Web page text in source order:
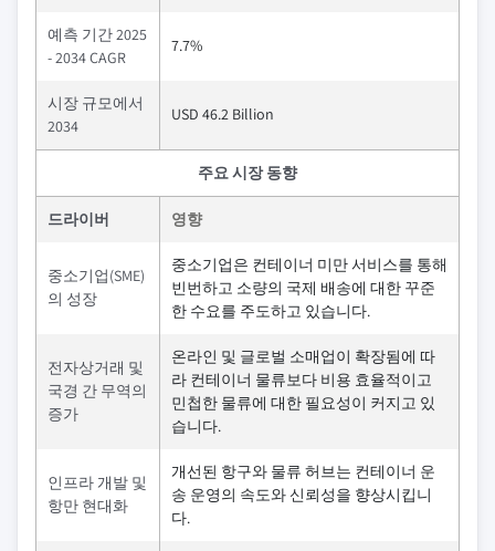
예측 기간 2025
- 2034 CAGR
7.7%
시장 규모에서
2034
USD 46.2 Billion
주요 시장 동향
드라이버 영향
중소기업(SME)
의 성장
중소기업은 컨테이너 미만 서비스를 통해
빈번하고 소량의 국제 배송에 대한 꾸준
한 수요를 주도하고 있습니다.
전자상거래 및
국경 간 무역의
증가
온라인 및 글로벌 소매업이 확장됨에 따
라 컨테이너 물류보다 비용 효율적이고
민첩한 물류에 대한 필요성이 커지고 있
습니다.
인프라 개발 및
항만 현대화
개선된 항구와 물류 허브는 컨테이너 운
송 운영의 속도와 신뢰성을 향상시킵니
다.